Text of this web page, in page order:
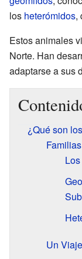
los heterómidos,
Estos animales
Norte. Han
adaptarse a sus
¿Qué son
Un